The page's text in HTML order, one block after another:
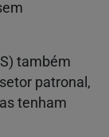
também
patronal,
tenham